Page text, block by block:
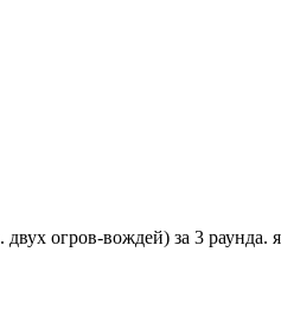
огров-вождей) за 3 раунда.